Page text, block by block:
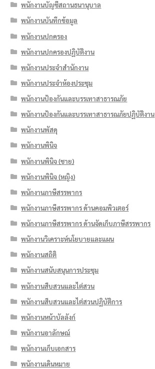
พนักงานบัญชีสถานธนานุบาล
พนักงานบันทึกข้อมูล
พนักงานปกครอง
พนักงานปกครองปฏิบัติงาน
พนักงานประจำสำนักงาน
พนักงานประจำห้องประชุม
พนักงานป้องกันและบรรเทาสาธารณภัย
พนักงานป้องกันและบรรเทาสาธารณภัยปฏิบัติงาน
พนักงานพัสดุ
พนักงานพินิจ
พนักงานพินิจ (ชาย)
พนักงานพินิจ (หญิง)
พนักงานภาษีสรรพากร
พนักงานภาษีสรรพากร ด้านคอมพิวเตอร์
พนักงานภาษีสรรพากร ด้านจัดเก็บภาษีสรรพากร
พนักงานวิเคราะห์นโยบายและแผน
พนักงานสถิติ
พนักงานสนับสนุนการประชุม
พนักงานสืบสวนและไต่สวน
พนักงานสืบสวนและไต่สวนปฏิบัติการ
พนักงานหน้าบัลลังก์
พนักงานอาลักษณ์
พนักงานเก็บเอกสาร
พนักงานเดินหมาย